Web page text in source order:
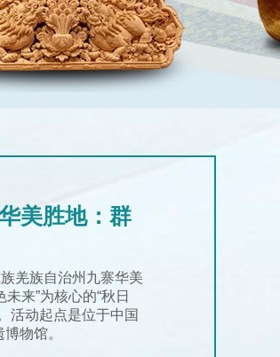
美胜地：群
羌族自治州九寨华美
来”为核心的“秋日
活动起点是位于中国
物馆。